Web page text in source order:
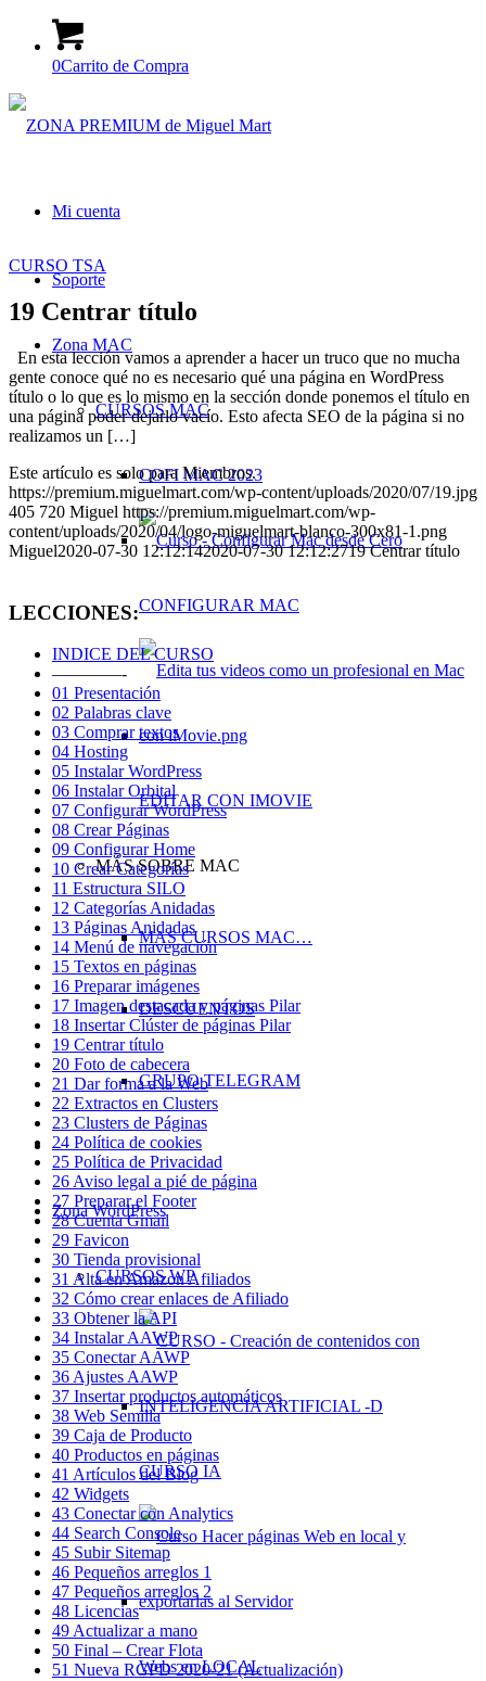
0Carrito de Compra
Mi cuenta
Soporte
Zona MAC
CURSOS MAC
COFI MAC 2023
CONFIGURAR MAC
EDITAR CON IMOVIE
MÁS SOBRE MAC
MAS CURSOS MAC…
DESCUENTOS
GRUPO TELEGRAM
–
Zona WordPress
CURSOS WP
CURSO IA
Webs en LOCAL
CURSO TSA
19 Centrar título
En esta lección vamos a aprender a hacer un truco que no mucha
gente conoce qué no es necesario qué una página en WordPress
título o lo que es lo mismo en la sección donde ponemos el título en
una página poder dejarlo vacío. Esto afecta SEO de la página si no
realizamos un […]
Este artículo es solo para Miembros.
https://premium.miguelmart.com/wp-content/uploads/2020/07/19.jpg
405 720 Miguel https://premium.miguelmart.com/wp-
content/uploads/2020/04/logo-miguelmart-blanco-300x81-1.png
Miguel2020-07-30 12:12:142020-07-30 12:12:2719 Centrar título
LECCIONES:
INDICE DEL CURSO
————-
01 Presentación
02 Palabras clave
03 Comprar textos
04 Hosting
05 Instalar WordPress
06 Instalar Orbital
07 Configurar WordPress
08 Crear Páginas
09 Configurar Home
10 Crear Categorías
11 Estructura SILO
12 Categorías Anidadas
13 Páginas Anidadas
14 Menú de navegación
15 Textos en páginas
16 Preparar imágenes
17 Imagen destacada y páginas Pilar
18 Insertar Clúster de páginas Pilar
19 Centrar título
20 Foto de cabecera
21 Dar forma a la Web
22 Extractos en Clusters
23 Clusters de Páginas
24 Política de cookies
25 Política de Privacidad
26 Aviso legal a pié de página
27 Preparar el Footer
28 Cuenta Gmail
29 Favicon
30 Tienda provisional
31 Alta en Amazon Afiliados
32 Cómo crear enlaces de Afiliado
33 Obtener la API
34 Instalar AAWP
35 Conectar AAWP
36 Ajustes AAWP
37 Insertar productos automáticos
38 Web Semilla
39 Caja de Producto
40 Productos en páginas
41 Artículos del Blog
42 Widgets
43 Conectar con Analytics
44 Search Console
45 Subir Sitemap
46 Pequeños arreglos 1
47 Pequeños arreglos 2
48 Licencias
49 Actualizar a mano
50 Final – Crear Flota
51 Nueva RGPD 2020-21 (Actualización)